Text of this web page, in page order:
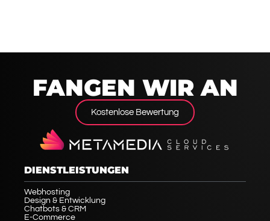
FANGEN WIR AN
Kostenlose Bewertung
DIENSTLEISTUNGEN
Webhosting
Design & Entwicklung
Chatbots & CRM
E-Commerce